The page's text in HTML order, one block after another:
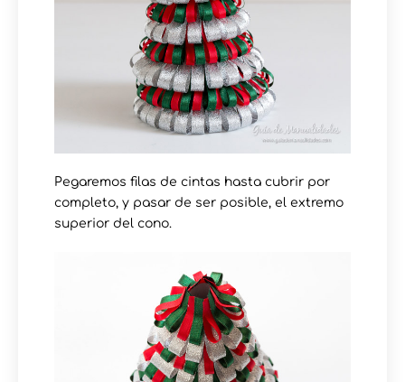
Pegaremos filas de cintas hasta cubrir por
completo, y pasar de ser posible, el extremo
superior del cono.